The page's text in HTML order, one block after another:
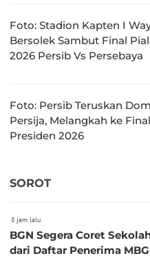
Foto: Stadion Kapten I
Bersolek Sambut Final
2026 Persib Vs Persebaya
Foto: Persib Teruskan
Persija, Melangkah ke
Presiden 2026
SOROT
8 jam lalu
BGN Segera Coret
dari Daftar Penerima MBG